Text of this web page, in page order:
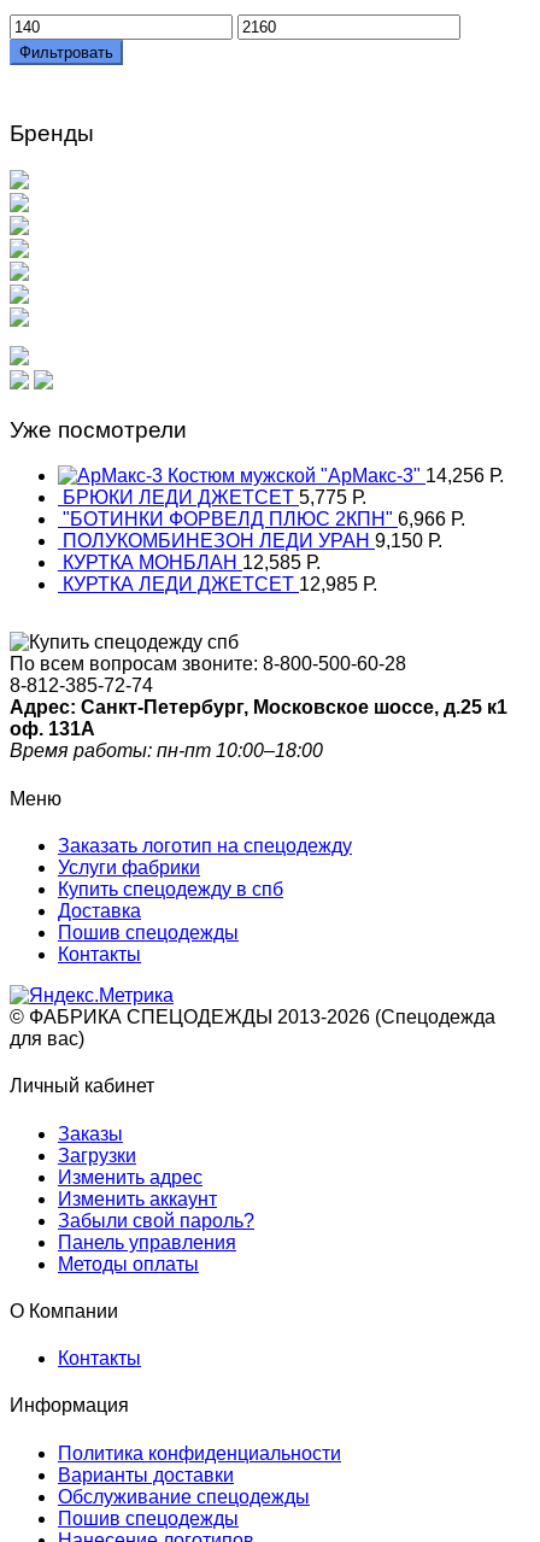
Минимальная
цена
Максимальная
цена
Фильтровать
Бренды
Уже посмотрели
Костюм мужской "АрМакс-3" 14,256 Р.
БРЮКИ ЛЕДИ ДЖЕТСЕТ 5,775 Р.
"БОТИНКИ ФОРВЕЛД ПЛЮС 2КПН" 6,966 Р.
ПОЛУКОМБИНЕЗОН ЛЕДИ УРАН 9,150 Р.
КУРТКА МОНБЛАН 12,585 Р.
КУРТКА ЛЕДИ ДЖЕТСЕТ 12,985 Р.
По всем вопросам звоните: 8-800-500-60-28
8-812-385-72-74
Адрес: Санкт-Петербург, Московское шоссе, д.25 к1
оф. 131A
Время работы: пн-пт 10:00–18:00
Меню
Заказать логотип на спецодежду
Услуги фабрики
Купить спецодежду в спб
Доставка
Пошив спецодежды
Контакты
© ФАБРИКА СПЕЦОДЕЖДЫ 2013-2026 (Спецодежда
для вас)
Личный кабинет
Заказы
Загрузки
Изменить адрес
Изменить аккаунт
Забыли свой пароль?
Панель управления
Методы оплаты
О Компании
Контакты
Информация
Политика конфиденциальности
Варианты доставки
Обслуживание спецодежды
Пошив спецодежды